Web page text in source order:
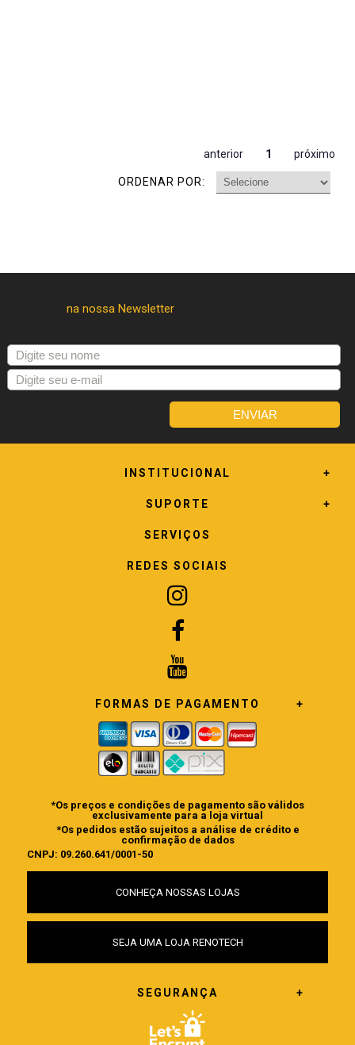
anterior 1 próximo
ORDENAR POR:
INSTITUCIONAL
SUPORTE
SERVIÇOS
REDES SOCIAIS
FORMAS DE PAGAMENTO
*Os preços e condições de pagamento são válidos
exclusivamente para a loja virtual
*Os pedidos estão sujeitos a análise de crédito e
confirmação de dados
CNPJ: 09.260.641/0001-50
CONHEÇA NOSSAS LOJAS
SEJA UMA LOJA RENOTECH
SEGURANÇA